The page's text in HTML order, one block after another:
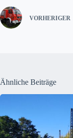
VORHERIGER
Ähnliche Beiträge